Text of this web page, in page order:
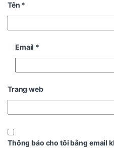
Tên *
Email *
Trang web
Thông báo cho tôi bằng email